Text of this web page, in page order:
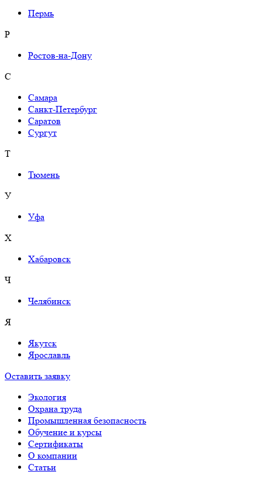
Пермь
Р
Ростов-на-Дону
С
Самара
Санкт-Петербург
Саратов
Сургут
Т
Тюмень
У
Уфа
Х
Хабаровск
Ч
Челябинск
Я
Якутск
Ярославль
Оставить заявку
Экология
Охрана труда
Промышленная безопасность
Обучение и курсы
Сертификаты
О компании
Cтатьи